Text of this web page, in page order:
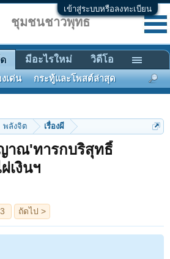
เข้าสู่ระบบหรือลงทะเบียน
พลังจิต เรื่องผี
าณ'ทารกบริสุทธิ์
เงินฯ
ชุมชนชาวพุทธ
งเด่น กระทู้และโพสต์ล่าสุด
มีอะไรใหม่ วิดีโอ